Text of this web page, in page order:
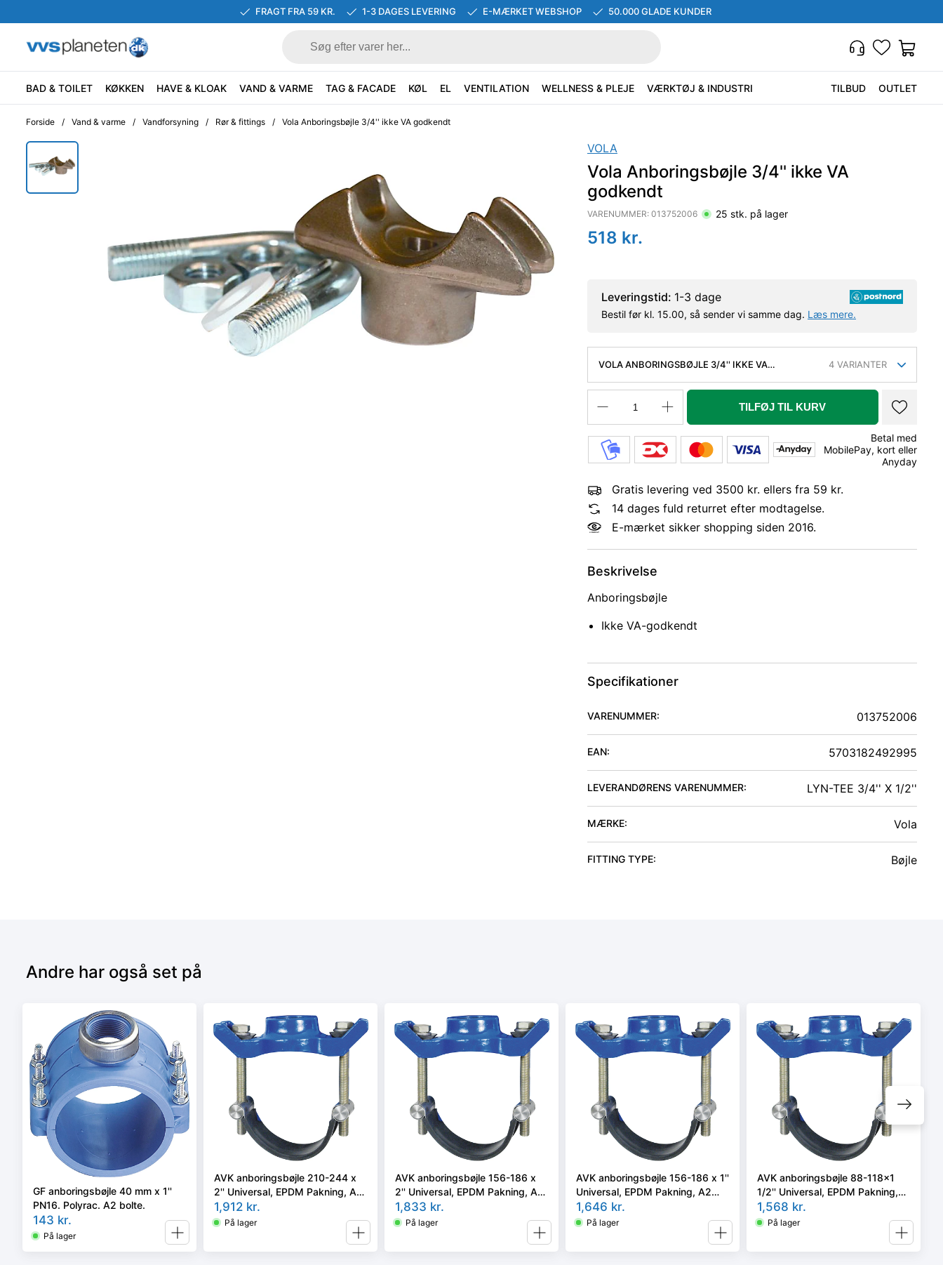
FRAGT FRA 59 KR. 1-3 DAGES LEVERING E-MÆRKET WEBSHOP 50.000 GLADE KUNDER
BAD & TOILET KØKKEN HAVE & KLOAK VAND & VARME TAG & FACADE KØL EL VENTILATION WELLNESS & PLEJE VÆRKTØJ & INDUSTRI TILBUD OUTLET
Forside / Vand & varme / Vandforsyning / Rør & fittings / Vola Anboringsbøjle 3/4'' ikke VA godkendt
VOLA
Vola Anboringsbøjle 3/4'' ikke VA
godkendt
VARENUMMER: 013752006 25 stk. på lager
518 kr.
Leveringstid: 1-3 dage
Bestil før kl. 15.00, så sender vi samme dag. Læs mere.
VOLA ANBORINGSBØJLE 3/4'' IKKE VA
4 VARIANTER
TILFØJ TIL KURV
Betal med
MobilePay, kort eller
Anyday
Gratis levering ved 3500 kr. ellers fra 59 kr.
14 dages fuld returret efter modtagelse.
E-mærket sikker shopping siden 2016.
Beskrivelse
Anboringsbøjle
Ikke VA-godkendt
Specifikationer
VARENUMMER: 013752006
EAN: 5703182492995
LEVERANDØRENS VARENUMMER: LYN-TEE 3/4'' X 1/2''
MÆRKE: Vola
FITTING TYPE: Bøjle
Andre har også set på
GF anboringsbøjle 40 mm x 1''
PN16. Polyrac. A2 bolte.
143 kr.
På lager
AVK anboringsbøjle 210-244 x
2'' Universal, EPDM Pakning, A2
bolte.
1,912 kr.
På lager
AVK anboringsbøjle 156-186 x
2'' Universal, EPDM Pakning, A2
bolte.
1,833 kr.
På lager
AVK anboringsbøjle 156-186 x 1''
Universal, EPDM Pakning, A2
bolte.
1,646 kr.
På lager
AVK anboringsbøjle 88-118x1
1/2'' Universal, EPDM Pakning,
A2 bolte.
1,568 kr.
På lager